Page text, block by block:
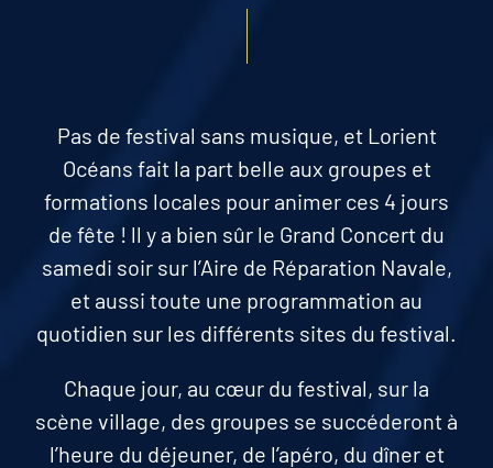
Pas de festival sans musique, et Lorient
Océans fait la part belle aux groupes et
formations locales pour animer ces 4 jours
de fête ! ll y a bien sûr le Grand Concert du
samedi soir sur l’Aire de Réparation Navale,
et aussi toute une programmation au
quotidien sur les différents sites du festival.
Chaque jour, au cœur du festival, sur la
scène village, des groupes se succéderont à
l’heure du déjeuner, de l’apéro, du dîner et